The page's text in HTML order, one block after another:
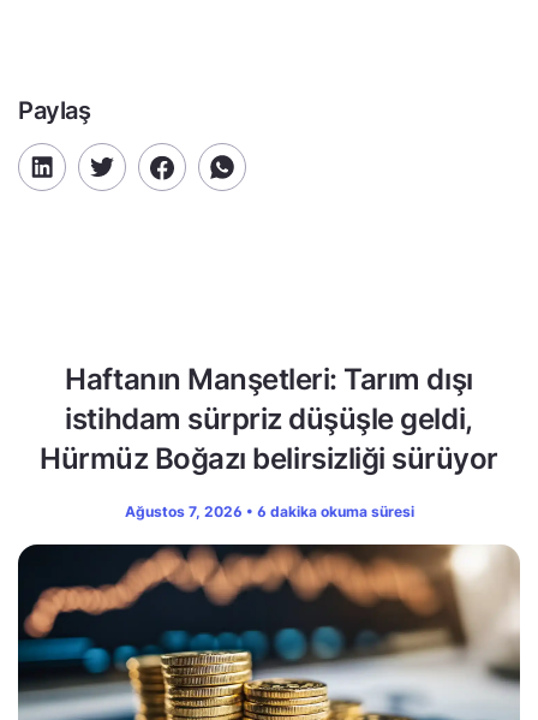
Paylaş
Haftanın Manşetleri: Tarım dışı
istihdam sürpriz düşüşle geldi,
Hürmüz Boğazı belirsizliği sürüyor
Ağustos 7, 2026 • 6 dakika okuma süresi